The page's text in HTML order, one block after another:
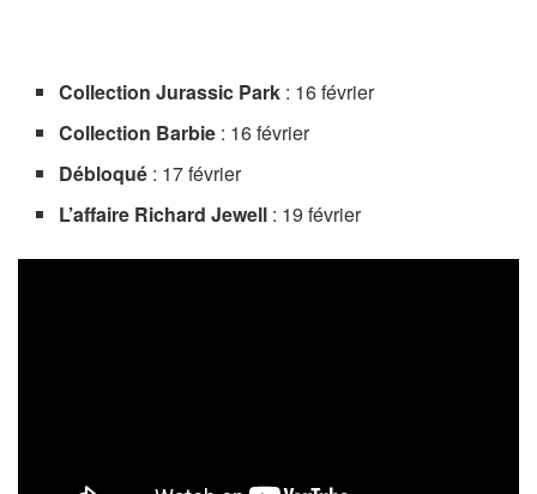
Collection Jurassic Park : 16 février
Collection Barbie : 16 février
Débloqué : 17 février
L’affaire Richard Jewell : 19 février